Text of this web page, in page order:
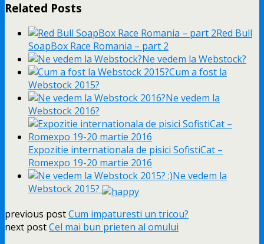
Related Posts
Red Bull
SoapBox Race Romania – part 2
Ne vedem la Webstock?
Cum a fost la
Webstock 2015?
Ne vedem la
Webstock 2016?
Expozitie internationala de pisici SofistiCat –
Romexpo 19-20 martie 2016
Ne vedem la
Webstock 2015?
previous postCum impaturesti un tricou?
next postCel mai bun prieten al omului